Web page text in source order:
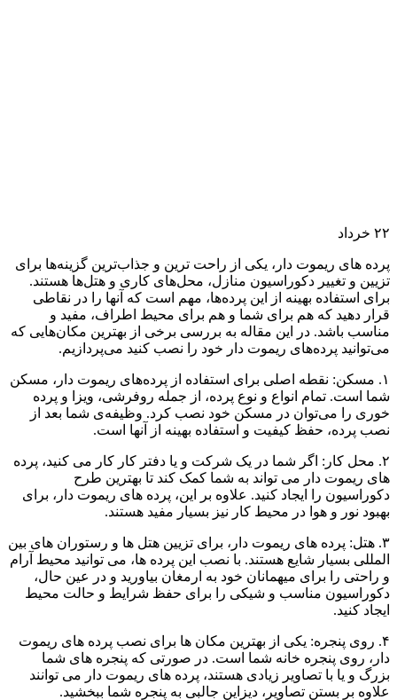
۲۲ خرداد
پرده های ریموت دار، یکی از راحت ترین و جذاب‌ترین گزینه‌ها برای
تزیین و تغییر دکوراسیون منازل، محل‌های کاری و هتل‌ها هستند.
برای استفاده بهینه از این پرده‌ها، مهم است که آنها را در نقاطی
قرار دهید که هم برای شما و هم برای محیط اطراف، مفید و
مناسب باشد. در این مقاله به بررسی برخی از بهترین مکان‌هایی که
می‌توانید پرده‌های ریموت دار خود را نصب کنید می‌پردازیم.
۱. مسکن: نقطه اصلی برای استفاده از پرده‌های ریموت دار، مسکن
شما است. تمام انواع و نوع پرده، از جمله روفرشی، ویزا و پرده
خوری را می‌توان در مسکن خود نصب کرد. وظیفه‌ی شما بعد از
نصب پرده، حفظ کیفیت و استفاده بهینه از آنها است.
۲. محل کار: اگر شما در یک شرکت و یا دفتر کار کار می کنید، پرده
های ریموت دار می تواند به شما کمک کند تا بهترین طرح
دکوراسیون را ایجاد کنید. علاوه بر این، پرده های ریموت دار، برای
بهبود نور و هوا در محیط کار نیز بسیار مفید هستند.
۳. هتل: پرده های ریموت دار، برای تزیین هتل ها و رستوران های بین
المللی بسیار شایع هستند. با نصب این پرده ها، می توانید محیط آرام
و راحتی را برای میهمانان خود به ارمغان بیاورید و در عین حال،
دکوراسیون مناسب و شیکی را برای حفظ شرایط و حالت محیط
ایجاد کنید.
۴. روی پنجره: یکی از بهترین مکان ها برای نصب پرده های ریموت
دار، روی پنجره خانه شما است. در صورتی که پنجره های شما
بزرگ و یا با تصاویر زیادی هستند، پرده های ریموت دار می توانند
علاوه بر بستن تصاویر، دیزاین جالبی به پنجره شما ببخشید.